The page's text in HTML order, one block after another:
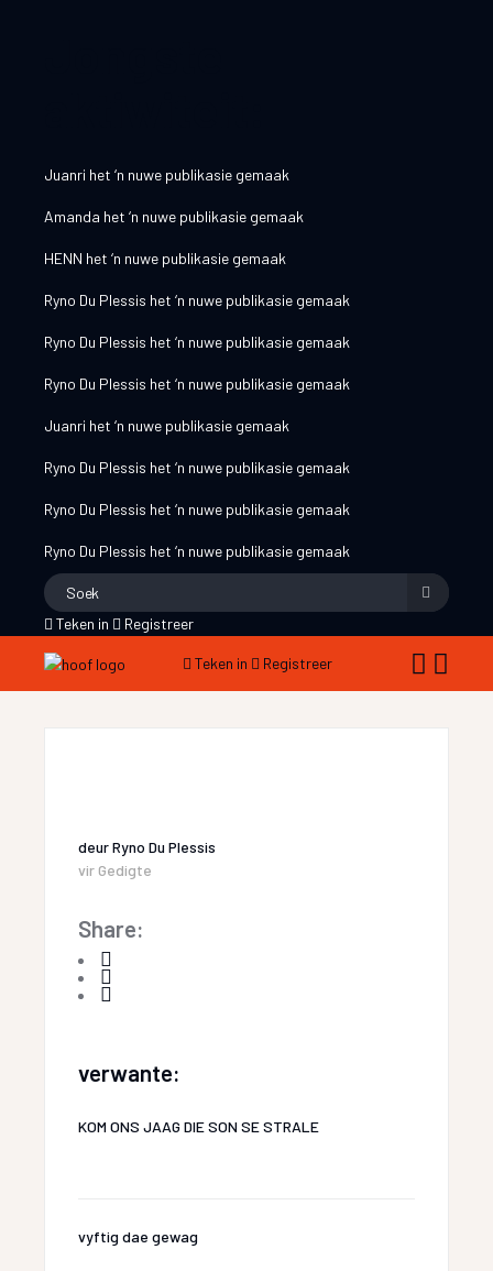
Juanri het ‘n nuwe publikasie gemaak
Amanda het ‘n nuwe publikasie gemaak
HENN het ‘n nuwe publikasie gemaak
Ryno Du Plessis het ‘n nuwe publikasie gemaak
Ryno Du Plessis het ‘n nuwe publikasie gemaak
Ryno Du Plessis het ‘n nuwe publikasie gemaak
Juanri het ‘n nuwe publikasie gemaak
Ryno Du Plessis het ‘n nuwe publikasie gemaak
Ryno Du Plessis het ‘n nuwe publikasie gemaak
Ryno Du Plessis het ‘n nuwe publikasie gemaak
Teken in Registreer
Teken in Registreer
deurRyno Du Plessis
vir Gedigte
Share:
verwante:
KOM ONS JAAG DIE SON SE STRALE
vyftig dae gewag